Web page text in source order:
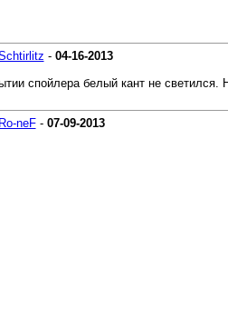
- 04-16-2013
спойлера белый кант не светился.
Ro-neF- 07-09-2013